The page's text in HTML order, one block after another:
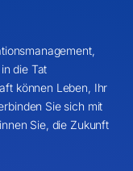
die Tat
können Leben, Ihr
Sie sich mit
Sie, die Zukunft